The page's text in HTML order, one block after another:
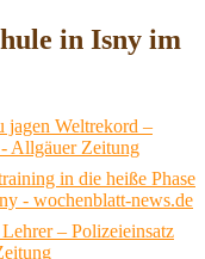
in Isny im
jagen Weltrekord –
Allgäuer Zeitung
in die heiße Phase
- wochenblatt-news.de
– Polizeieinsatz